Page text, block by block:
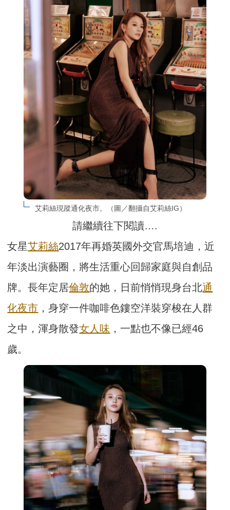
艾莉絲現蹤通化夜市。（圖／翻攝自艾莉絲IG）
請繼續往下閱讀….
女星艾莉絲2017年再婚英國外交官馬培迪，近
年淡出演藝圈，將生活重心回歸家庭與自創品
牌。長年定居倫敦的她，日前悄悄現身台北通
化夜市 ，身穿一件咖啡色鏤空洋裝穿梭在人群
之中，渾身散發女人味 ，一點也不像已經46
歲。